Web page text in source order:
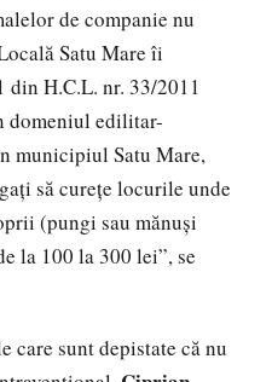
de companie nu
Satu Mare îi
din H.C.L. nr. 33/2011
domeniul edilitar-
municipiul Satu Mare,
să cureţe locurile unde
(pungi sau mănuşi
la 100 la 300 lei”, se
care sunt depistate că nu